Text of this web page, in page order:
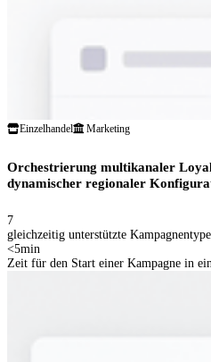
Einzelhandel Marketing
Orchestrierung multikanaler
dynamischer regionaler
7
gleichzeitig unterstützte
<5min
Zeit für den Start einer Kampagne in